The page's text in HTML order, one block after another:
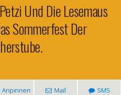
Und Die Lesemaus
Sommerfest Der
Anpinnen Mail SMS